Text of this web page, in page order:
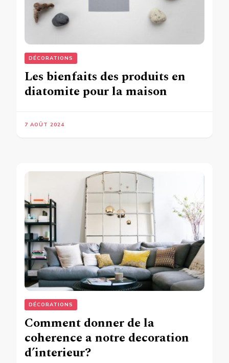
DÉCORATIONS
Les bienfaits des produits en
diatomite pour la maison
7 AOÛT 2024
DÉCORATIONS
Comment donner de la
coherence a notre decoration
d’interieur?